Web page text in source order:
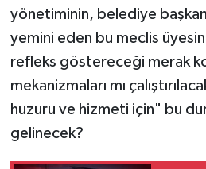
yönetiminin, belediye
yemini eden bu meclis
refleks göstereceği merak
mekanizmaları mı
huzuru ve hizmeti için" bu
gelinecek?